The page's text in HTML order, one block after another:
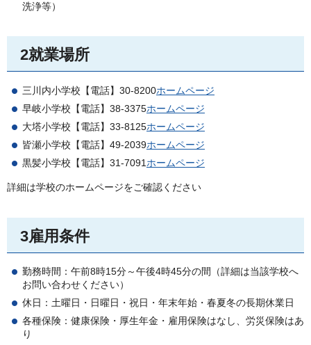
洗浄等）
2就業場所
三川内小学校【電話】30-8200ホームページ
早岐小学校【電話】38-3375ホームページ
大塔小学校【電話】33-8125ホームページ
皆瀬小学校【電話】49-2039ホームページ
黒髪小学校【電話】31-7091 ホームページ
詳細は学校のホームページをご確認ください
3雇用条件
勤務時間：午前8時15分～午後4時45分の間（詳細は当該学校へ
お問い合わせください）
休日：土曜日・日曜日・祝日・年末年始・春夏冬の長期休業日
各種保険：健康保険・厚生年金・雇用保険はなし、労災保険はあ
り